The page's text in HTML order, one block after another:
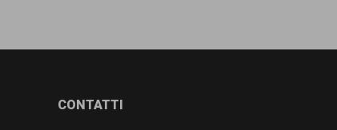
FooterCONTATTI